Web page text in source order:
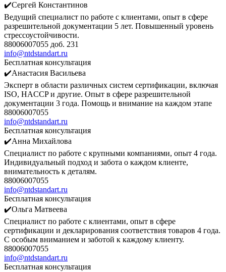
✔️Сергей Константинов
Ведущий специалист по работе с клиентами, опыт в сфере
разрешительной документации 5 лет. Повышенный уровень
стрессоустойчивости.
88006007055 доб. 231
info@ntdstandart.ru
Бесплатная консультация
✔️Анастасия Васильева
Эксперт в области различных систем сертификации, включая
ISO, HACCP и другие. Опыт в сфере разрешительной
документации 3 года. Помощь и внимание на каждом этапе
88006007055
info@ntdstandart.ru
Бесплатная консультация
✔️Анна Михайлова
Специалист по работе с крупными компаниями, опыт 4 года.
Индивидуальный подход и забота о каждом клиенте,
внимательность к деталям.
88006007055
info@ntdstandart.ru
Бесплатная консультация
✔️Ольга Матвеева
Специалист по работе с клиентами, опыт в сфере
сертификации и декларирования соответствия товаров 4 года.
С особым вниманием и заботой к каждому клиенту.
88006007055
info@ntdstandart.ru
Бесплатная консультация